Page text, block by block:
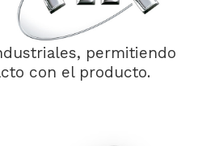
permitiendo
con el producto.